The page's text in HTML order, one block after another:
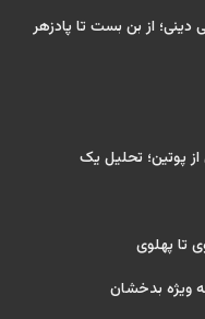
دینی؛ از بن بست تا پادزهر
پوتین؛ تحلیل یک
تا پهلوی
ویژه بدخشان